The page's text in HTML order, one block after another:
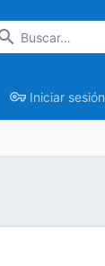
Iniciar sesión